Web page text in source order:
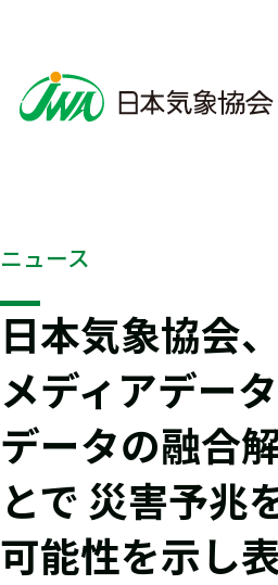
ニュース
日本気象協会
メディアデー
データの融合
とで 災害予兆
可能性を示し